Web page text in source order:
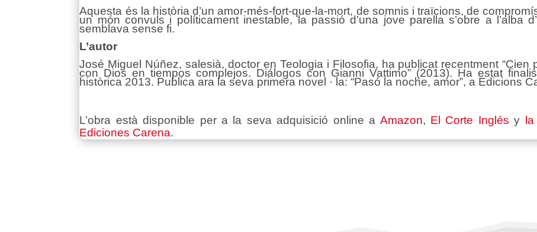
Aquesta és la història d’un amor-més-fort-que-la-mort, de somnis i traïcions, de
un món convuls i políticament inestable, la passió d’una jove parella s’obre a l’alba
semblava sense fi.
L’autor
José Miguel Núñez, salesià, doctor en Teologia i Filosofia, ha publicat recentment “Cien
con Dios en tiempos complejos. Diálogos con Gianni Vattimo” (2013). Ha estat
històrica 2013. Publica ara la seva primera novel · la: “Pasó la noche, amor”, a Edicions
L’obra està disponible per a la seva adquisició online a Amazon, El Corte Inglés y
Ediciones Carena.